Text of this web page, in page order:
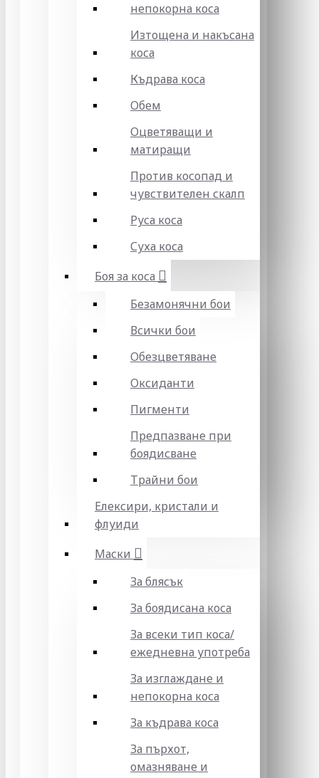
непокорна коса
Изтощена и накъсана
коса
Къдрава коса
Обем
Оцветяващи и
матиращи
Против косопад и
чувствителен скалп
Руса коса
Суха коса
Боя за коса
Безамонячни бои
Всички бои
Обезцветяване
Оксиданти
Пигменти
Предпазване при
боядисване
Трайни бои
Елексири, кристали и
флуиди
Маски
За блясък
За боядисана коса
За всеки тип коса/
ежедневна употреба
За изглаждане и
непокорна коса
За къдрава коса
За пърхот,
омазняване и